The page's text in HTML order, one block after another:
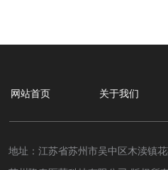
地址：江苏省苏州市吴中区木渎镇
网站首页 关于我们